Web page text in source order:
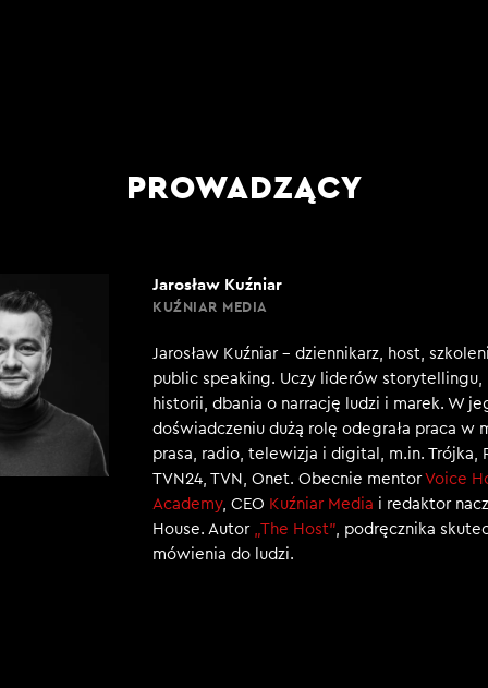
PROWADZĄCY
Jarosław Kuźniar
KUŹNIAR MEDIA
Jarosław Kuźniar – dziennikarz, host,
public speaking. Uczy liderów storytellingu,
historii, dbania o narrację ludzi i marek. W
doświadczeniu dużą rolę odegrała praca w
prasa, radio, telewizja i digital, m.in. Trójka,
TVN24, TVN, Onet. Obecnie mentorVoice
Academy, CEO Kuźniar Media i redaktor
House. Autor „The Host”, podręcznika
mówienia do ludzi.